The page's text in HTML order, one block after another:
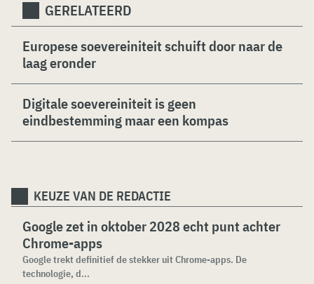
GERELATEERD
Europese soevereiniteit schuift door naar de
laag eronder
Digitale soevereiniteit is geen
eindbestemming maar een kompas
KEUZE VAN DE REDACTIE
Google zet in oktober 2028 echt punt achter
Chrome-apps
Google trekt definitief de stekker uit Chrome-apps. De
technologie, d...